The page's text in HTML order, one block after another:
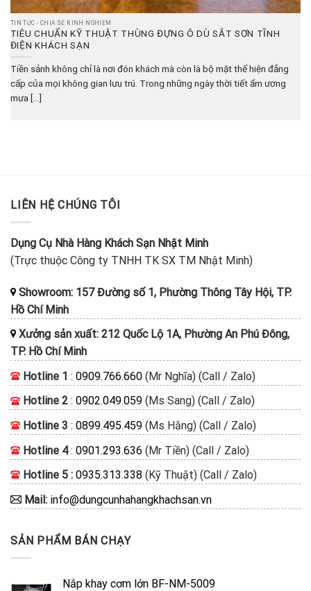
TIN TỨC - CHIA SẺ KINH NGHIỆM
TIÊU CHUẨN KỸ THUẬT THÙNG ĐỰNG Ô DÙ SẮT SƠN TĨNH
ĐIỆN KHÁCH SẠN
Tiền sảnh không chỉ là nơi đón khách mà còn là bộ mặt thể hiện đẳng
cấp của mọi không gian lưu trú. Trong những ngày thời tiết ẩm ương
mưa [...]
LIÊN HỆ CHÚNG TÔI
Dụng Cụ Nhà Hàng Khách Sạn Nhật Minh
(Trực thuộc Công ty TNHH TK SX TM Nhật Minh)
Showroom: 157 Đường số 1, Phường Thông Tây Hội, TP.
Hồ Chí Minh
Xưởng sản xuất: 212 Quốc Lộ 1A, Phường An Phú Đông,
TP. Hồ Chí Minh
Hotline 1 : 0909.766.660 (Mr Nghĩa) (Call / Zalo)
Hotline 2 : 0902.049.059 (Ms Sang) (Call / Zalo)
Hotline 3 : 0899.495.459 (Ms Hằng) (Call / Zalo)
Hotline 4: 0901.293.636 (Mr Tiền) (Call / Zalo)
Hotline 5 : 0935.313.338 (Kỹ Thuật) (Call / Zalo)
Mail: info@dungcunhahangkhachsan.vn
SẢN PHẨM BÁN CHẠY
Nắp khay cơm lớn BF-NM-5009